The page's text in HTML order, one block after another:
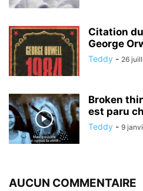
Citation
George
Teddy - 26
Broken
est paru
Teddy - 9
AUCUN COMMENTAIRE